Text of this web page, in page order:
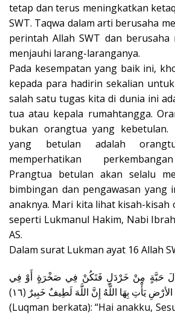
tetap dan terus meningkatkan
SWT. Taqwa dalam arti berusaha
perintah Allah SWT dan berusaha
menjauhi larang-laranganya.
Pada kesempatan yang baik ini,
kepada para hadirin sekalian
salah satu tugas kita di dunia ini
tua atau kepala rumahtangga.
bukan orangtua yang kebetulan.
yang betulan adalah
memperhatikan
Prangtua betulan akan selalu
bimbingan dan pengawasan yang
anaknya. Mari kita lihat kisah-
seperti Lukmanul Hakim, Nabi
AS.
Dalam surat Lukman ayat 16 Allah
حَبَّةٍ مِنْ خَرْدَلٍ فَتَكُنْ فِي صَخْرَةٍ أَوْ فِي
يَأْتِ بِهَا اللَّهُ إِنَّ اللَّهَ لَطِيفٌ خَبِيرٌ (١٦)
(Luqman berkata): “Hai anakku,